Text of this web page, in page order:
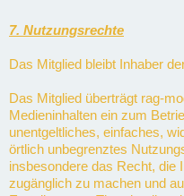
7. Nutzungsrechte
Das Mitglied bleibt Inhaber
Das Mitglied überträgt rag-
Medieninhalten ein zum
unentgeltliches, einfaches,
örtlich unbegrenztes
insbesondere das Recht, die
zugänglich zu machen und